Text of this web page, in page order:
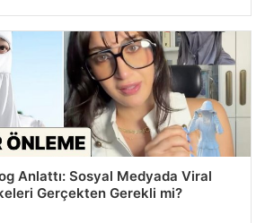
Anlattı: Sosyal Medyada Viral
Gerçekten Gerekli mi?